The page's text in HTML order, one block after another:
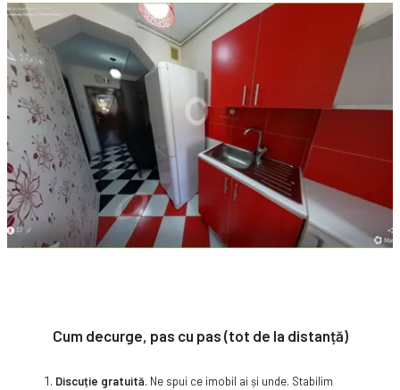
Cum decurge, pas cu pas (tot de la distanță)
Discuție gratuită. Ne spui ce imobil ai și unde. Stabilim